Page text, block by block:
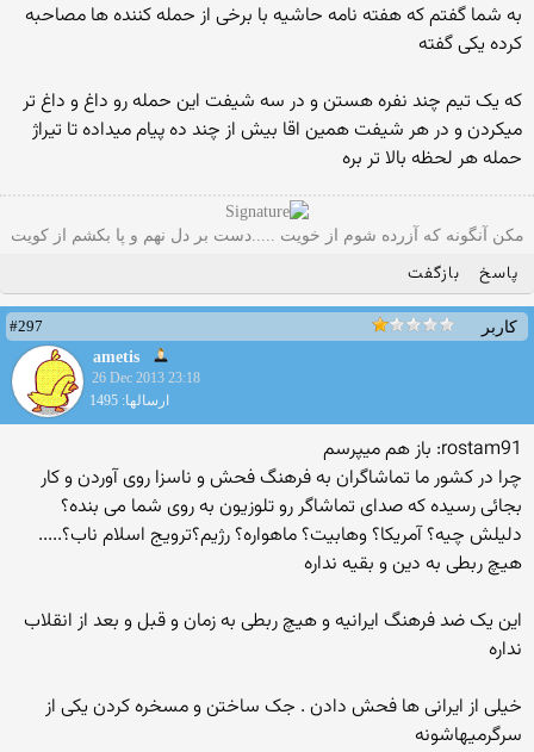
به شما گفتم که هفته نامه حاشیه با برخی از حمله کننده ها مصاحبه
کرده یکی گفته
که یک تیم چند نفره هستن و در سه شیفت این حمله رو داغ و داغ تر
میکردن و در هر شیفت همین اقا بیش از چند ده پیام میداده تا تیراژ
حمله هر لحظه بالا تر بره
مکن آنگونه که آزرده شوم از خویت .....دست بر دل نهم و پا بکشم از کویت
پاسخ بازگفت
کاربر
#297
ametis
26 Dec 2013 23:18
ارسالها: 1495
rostam91: باز هم میپرسم
چرا در کشور ما تماشاگران به فرهنگ فحش و ناسزا روی آوردن و کار
بجائی رسیده که صدای تماشاگر رو تلوزیون به روی شما می بنده؟
دلیلش چیه؟ آمریکا؟ وهابیت؟ ماهواره؟ رژیم؟ترویج اسلام ناب؟.....
هیچ ربطی به دین و بقیه نداره
این یک ضد فرهنگ ایرانیه و هیچ ربطی به زمان و قبل و بعد از انقلاب
نداره
خیلی از ایرانی ها فحش دادن . جک ساختن و مسخره کردن یکی از
سرگرمیهاشونه